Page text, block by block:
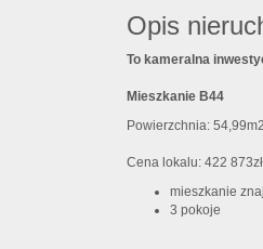
Opis
To kameralna
Mieszkanie B44
Powierzchnia: 54,99m2
Cena lokalu: 422 873zł
mieszkanie
3 pokoje